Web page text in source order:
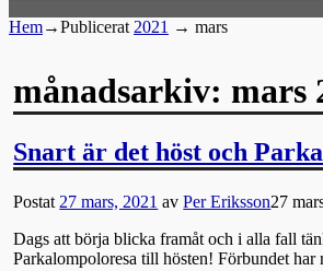
Hem→Publicerat 2021 → mars
månadsarkiv:mars
Snart är det höst och
Postat 27 mars, 2021 avPer Eriksson27
Dags att börja blicka framåt och i alla fall
Parkalompoloresa till hösten! Förbundet har